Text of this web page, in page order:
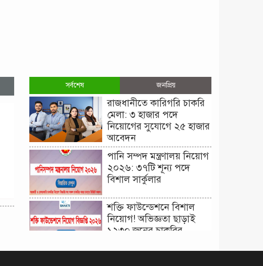
সর্বশেষ জনপ্রিয়
রাজধানীতে কারিগরি চাকরি
মেলা: ৩ হাজার পদে
নিয়োগের সুযোগে ২৫ হাজার
আবেদন
পানি সম্পদ মন্ত্রণালয় নিয়োগ
২০২৬: ৩৭টি শূন্য পদে
বিশাল সার্কুলার
শক্তি ফাউন্ডেশনে বিশাল
নিয়োগ! অভিজ্ঞতা ছাড়াই
১২৩০ জনের চাকরির